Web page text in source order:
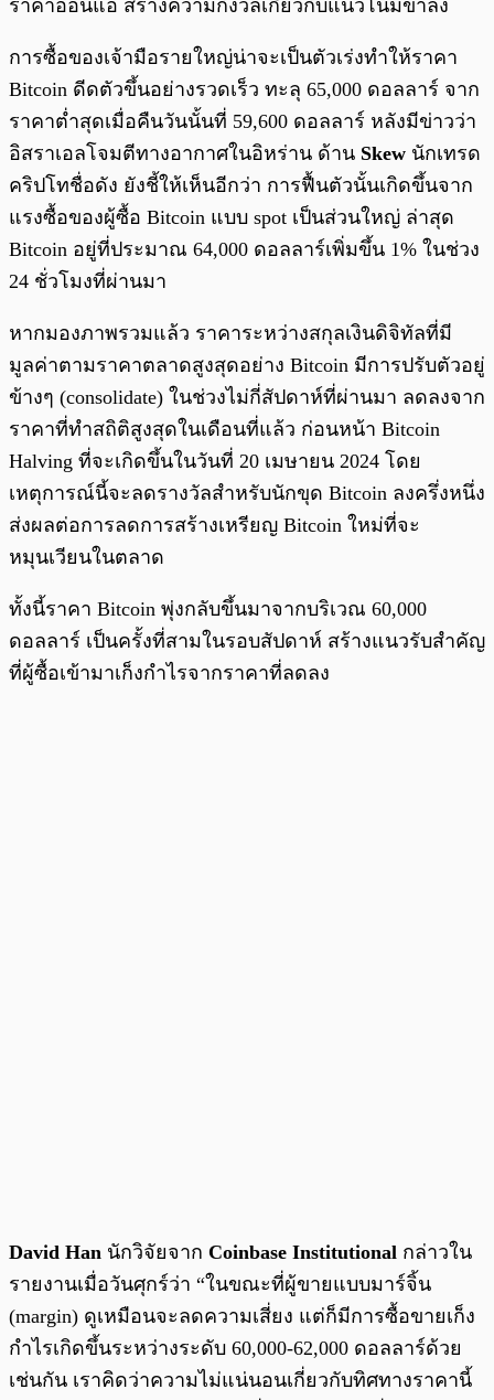
ราคาอ่อนแอ สร้างความกังวลเกี่ยวกับแนวโน้มขาลง
การซื้อของเจ้ามือรายใหญ่น่าจะเป็นตัวเร่งทำให้ราคา
Bitcoin ดีดตัวขึ้นอย่างรวดเร็ว ทะลุ 65,000 ดอลลาร์ จาก
ราคาต่ำสุดเมื่อคืนวันนั้นที่ 59,600 ดอลลาร์ หลังมีข่าวว่า
อิสราเอลโจมตีทางอากาศในอิหร่าน ด้าน Skew นักเทรด
คริปโทชื่อดัง ยังชี้ให้เห็นอีกว่า การฟื้นตัวนั้นเกิดขึ้นจาก
แรงซื้อของผู้ซื้อ Bitcoin แบบ spot เป็นส่วนใหญ่ ล่าสุด
Bitcoin อยู่ที่ประมาณ 64,000 ดอลลาร์เพิ่มขึ้น 1% ในช่วง
24 ชั่วโมงที่ผ่านมา
หากมองภาพรวมแล้ว ราคาระหว่างสกุลเงินดิจิทัลที่มี
มูลค่าตามราคาตลาดสูงสุดอย่าง Bitcoin มีการปรับตัวอยู่
ข้างๆ (consolidate) ในช่วงไม่กี่สัปดาห์ที่ผ่านมา ลดลงจาก
ราคาที่ทำสถิติสูงสุดในเดือนที่แล้ว ก่อนหน้า Bitcoin
Halving ที่จะเกิดขึ้นในวันที่ 20 เมษายน 2024 โดย
เหตุการณ์นี้จะลดรางวัลสำหรับนักขุด Bitcoin ลงครึ่งหนึ่ง
ส่งผลต่อการลดการสร้างเหรียญ Bitcoin ใหม่ที่จะ
หมุนเวียนในตลาด
ทั้งนี้ราคา Bitcoin พุ่งกลับขึ้นมาจากบริเวณ 60,000
ดอลลาร์ เป็นครั้งที่สามในรอบสัปดาห์ สร้างแนวรับสำคัญ
ที่ผู้ซื้อเข้ามาเก็งกำไรจากราคาที่ลดลง
David Han นักวิจัยจาก Coinbase Institutional กล่าวใน
รายงานเมื่อวันศุกร์ว่า “ในขณะที่ผู้ขายแบบมาร์จิ้น
(margin) ดูเหมือนจะลดความเสี่ยง แต่ก็มีการซื้อขายเก็ง
กำไรเกิดขึ้นระหว่างระดับ 60,000-62,000 ดอลลาร์ด้วย
เช่นกัน เราคิดว่าความไม่แน่นอนเกี่ยวกับทิศทางราคานี้